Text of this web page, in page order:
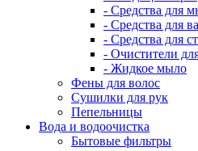
- Средства для
- Средства для
- Средства для
- Очистители
- Жидкое мыло
Фены для волос
Сушилки для рук
Пепельницы
Вода и водоочистка
Бытовые фильтры